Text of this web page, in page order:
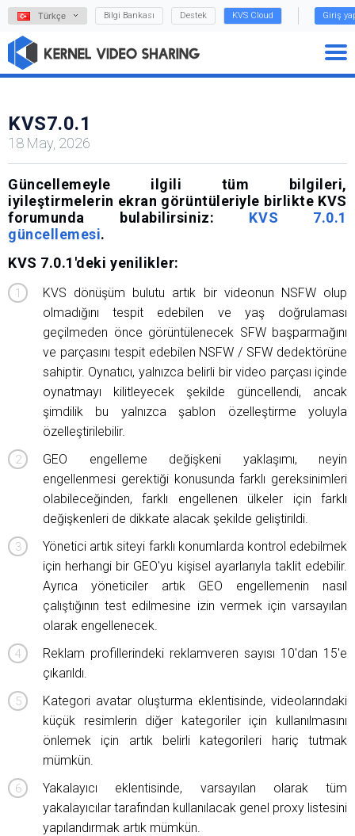
Türkçe Bilgi Bankası Destek KVS Cloud Giriş
KVS7.0.1
18 May, 2026
Güncellemeyle ilgili tüm bilgileri,
iyileştirmelerin ekran görüntüleriyle birlikte KVS
forumunda bulabilirsiniz: KVS 7.0.1
güncellemesi.
KVS 7.0.1'deki yenilikler:
KVS dönüşüm bulutu artık bir videonun NSFW olup
olmadığını tespit edebilen ve yaş doğrulaması
geçilmeden önce görüntülenecek SFW başparmağını
ve parçasını tespit edebilen NSFW / SFW dedektörüne
sahiptir. Oynatıcı, yalnızca belirli bir video parçası içinde
oynatmayı kilitleyecek şekilde güncellendi, ancak
şimdilik bu yalnızca şablon özelleştirme yoluyla
özelleştirilebilir.
GEO engelleme değişkeni yaklaşımı, neyin
engellenmesi gerektiği konusunda farklı gereksinimleri
olabileceğinden, farklı engellenen ülkeler için farklı
değişkenleri de dikkate alacak şekilde geliştirildi.
Yönetici artık siteyi farklı konumlarda kontrol edebilmek
için herhangi bir GEO'yu kişisel ayarlarıyla taklit edebilir.
Ayrıca yöneticiler artık GEO engellemenin nasıl
çalıştığının test edilmesine izin vermek için varsayılan
olarak engellenecek.
Reklam profillerindeki reklamveren sayısı 10'dan 15'e
çıkarıldı.
Kategori avatar oluşturma eklentisinde, videolarındaki
küçük resimlerin diğer kategoriler için kullanılmasını
önlemek için artık belirli kategorileri hariç tutmak
mümkün.
Yakalayıcı eklentisinde, varsayılan olarak tüm
yakalayıcılar tarafından kullanılacak genel proxy listesini
yapılandırmak artık mümkün.